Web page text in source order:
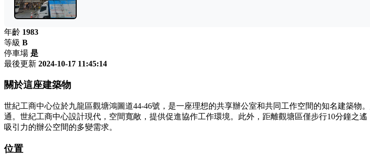
年齡 1983
等級 B
停車場 是
最後更新 2024-10-17 11:45:14
關於這座建築物
世紀工商中心位於九龍區觀塘鴻圖道44-46號，是一座理想的共享辦公室和共同工作空間的知名建築
通。世紀工商中心設計現代，空間寬敞，提供促進協作工作環境。此外，距離觀塘區僅步行10分鐘之
吸引力的辦公空間的多變需求。
位置